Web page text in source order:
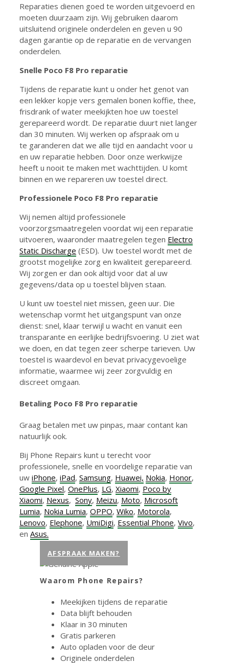
Reparaties dienen goed te worden uitgevoerd en
moeten duurzaam zijn. Wij gebruiken daarom
uitsluitend originele onderdelen en geven u 90
dagen garantie op de reparatie en de vervangen
onderdelen.
Snelle Poco F8 Pro reparatie
Tijdens de reparatie kunt u onder het genot van
een lekker kopje vers gemalen bonen koffie, thee,
frisdrank of water meekijkten hoe uw toestel
gerepareerd wordt. De reparatie duurt niet langer
dan 30 minuten. Wij werken op afspraak om u
te garanderen dat we alle tijd en aandacht voor u
en uw reparatie hebben. Door onze werkwijze
heeft u nooit te maken met wachttijden. U komt
binnen en we repareren uw toestel direct.
Professionele Poco F8 Pro reparatie
Wij nemen altijd professionele
voorzorgsmaatregelen voordat wij een reparatie
uitvoeren, waaronder maatregelen tegen Electro
Static Discharge (ESD). Uw toestel wordt met de
grootst mogelijke zorg en kwaliteit gerepareerd.
Wij zorgen er dan ook altijd voor dat al uw
gegevens/data op u toestel blijven staan.
U kunt uw toestel niet missen, geen uur. Die
wetenschap vormt het uitgangspunt van onze
dienst: snel, klaar terwijl u wacht en vanuit een
transparante en eerlijke bedrijfsvoering. U ziet wat
we doen, en dat tegen zeer scherpe tarieven. Uw
toestel is waardevol en bevat privacygevoelige
informatie, waarmee wij zeer zorgvuldig en
discreet omgaan.
Betaling Poco F8 Pro reparatie
Graag betalen met uw pinpas, maar contant kan
natuurlijk ook.
Bij Phone Repairs kunt u terecht voor
professionele, snelle en voordelige reparatie van
uw iPhone, iPad, Samsung, Huawei, Nokia, Honor,
Google Pixel, OnePlus, LG, Xiaomi, Poco by
Xiaomi, Nexus, Sony, Meizu, Moto, Microsoft
Lumia, Nokia Lumia, OPPO, Wiko, Motorola,
Lenovo, Elephone, UmiDigi, Essential Phone, Vivo,
en Asus.
AFSPRAAK MAKEN?
Waarom Phone Repairs?
Meekijken tijdens de reparatie
Data blijft behouden
Klaar in 30 minuten
Gratis parkeren
Auto opladen voor de deur
Originele onderdelen